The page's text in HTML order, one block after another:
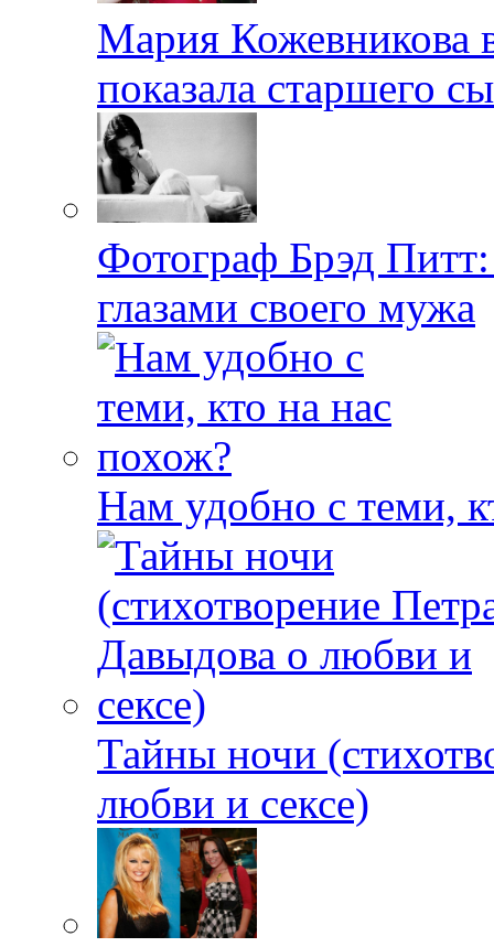
Мария Кожевникова
показала старшего
Фотограф Брэд
глазами своего мужа
Нам удобно с теми,
Тайны ночи
любви и сексе)